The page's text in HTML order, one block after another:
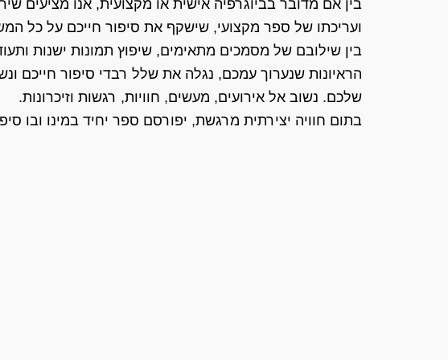
בין אם מדובר בביוגרפיה אישית או מקצועית, אנו מציעים
ועריכתו של ספר מקצועי, שישקף את סיפור חייכם על כל
בין שילובם של מסמכים מתאימים, שיפוץ תמונות ישנות
הראיונות שנערוך עמכם, נגלה את שלל רבדי סיפור חייכם
שלכם. נשוב אל אירועים, מעשים, חוויות, רגשות וזיכרונות.
בתום חוויה יצירתית מרגשת, יפורסם ספר יחיד במינו ובו